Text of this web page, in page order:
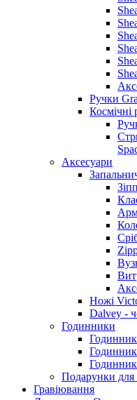
Ручки
Космічні
Аксесуари
Ножі
Dalvey -
Годинники
Подарунки для
Гравіювання